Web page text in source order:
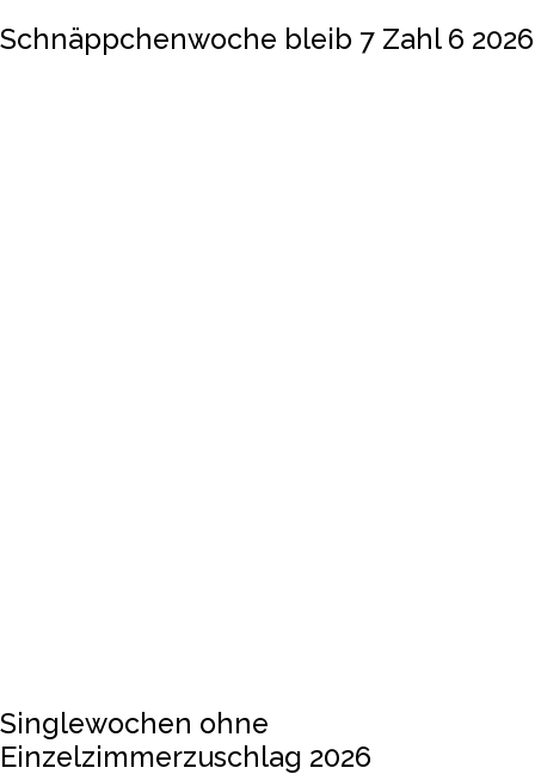
Schnäppchenwoche bleib 7 Zahl 6 2026
Singlewochen ohne
Einzelzimmerzuschlag 2026